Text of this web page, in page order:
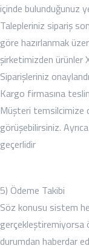
içinde bulunduğunuz
Talepleriniz sipariş
göre hazırlanmak
şirketimizden ürünler
Siparişleriniz
Kargo firmasına
Müşteri temsilcimize
görüşebilirsiniz.
geçerlidir
5) Ödeme Takibi
Söz konusu sistem
gerçekleştiremiyorsa
durumdan haberdar